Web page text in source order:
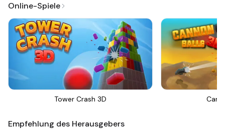
Online-Spiele
Tower Crash 3D
Empfehlung des Herausgebers